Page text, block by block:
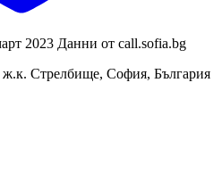
2023 Данни от call.sofia.bg
ж.к. Стрелбище, София, България